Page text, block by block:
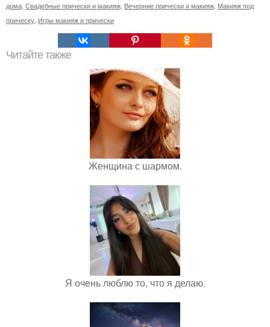
дома Свадебные прически и макияж Вечерние прически и макияж Макияж под
прическу Игры макияж и прически
Читайте также
Женщина с шармом.
Я очень люблю то, что я делаю.